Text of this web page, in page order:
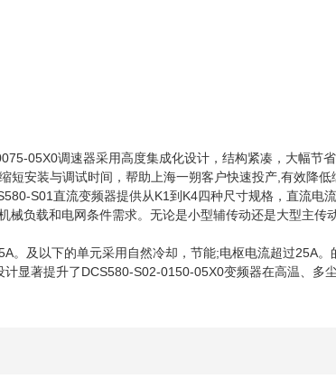
05X0调速器采用高度集成化设计，结构紧凑，大幅节
安装与调试时间，帮助上海一朔客户快速投产,有效降低
S01直流变频器提供从K1到K4四种尺寸规格，直流
负载和电网条件需求。无论是小型辅传动还是大型主传
。及以下的单元采用自然冷却，节能;电枢电流超过25A
显著提升了DCS580-S02-0150-05X0变频器在高温、多